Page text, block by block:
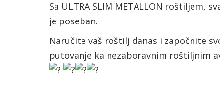
Sa ULTRA SLIM METALLON roštiljem,
je poseban.
Naručite vaš roštilj danas i započnite
putovanje ka nezaboravnim roštiljnim